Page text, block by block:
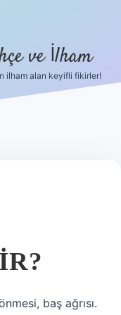
ve İlham
ilham alan keyifli fikirler!
baş ağrısı.